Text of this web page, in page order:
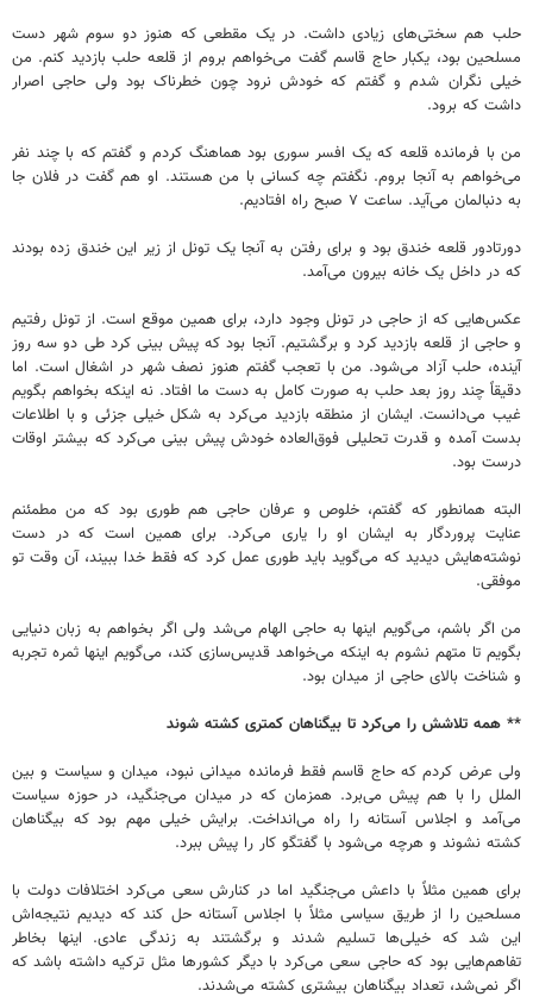
حلب هم سختی‌های زیادی داشت. در یک مقطعی که هنوز دو سوم شهر دست
مسلحین بود، یکبار حاج قاسم گفت می‌خواهم بروم از قلعه حلب بازدید کنم. من
خیلی نگران شدم و گفتم که خودش نرود چون خطرناک بود ولی حاجی اصرار
داشت که برود.
من با فرمانده قلعه که یک افسر سوری بود هماهنگ کردم و گفتم که با چند نفر
می‌خواهم به آنجا بروم. نگفتم چه کسانی با من هستند. او هم گفت در فلان جا
به دنبالمان می‌آید. ساعت ۷ صبح راه افتادیم.
دورتادور قلعه خندق بود و برای رفتن به آنجا یک تونل از زیر این خندق زده بودند
که در داخل یک خانه بیرون می‌آمد.
عکس‌هایی که از حاجی در تونل وجود دارد، برای همین موقع است. از تونل رفتیم
و حاجی از قلعه بازدید کرد و برگشتیم. آنجا بود که پیش بینی کرد طی دو سه روز
آینده، حلب آزاد می‌شود. من با تعجب گفتم هنوز نصف شهر در اشغال است. اما
دقیقاً چند روز بعد حلب به صورت کامل به دست ما افتاد. نه اینکه بخواهم بگویم
غیب می‌دانست. ایشان از منطقه بازدید می‌کرد به شکل خیلی جزئی و با اطلاعات
بدست آمده و قدرت تحلیلی فوق‌العاده خودش پیش بینی می‌کرد که بیشتر اوقات
درست بود.
البته همانطور که گفتم، خلوص و عرفان حاجی هم طوری بود که من مطمئنم
عنایت پروردگار به ایشان او را یاری می‌کرد. برای همین است که در دست
نوشته‌هایش دیدید که می‌گوید باید طوری عمل کرد که فقط خدا ببیند، آن وقت تو
موفقی.
من اگر باشم، می‌گویم اینها به حاجی الهام می‌شد ولی اگر بخواهم به زبان دنیایی
بگویم تا متهم نشوم به اینکه می‌خواهد قدیس‌سازی کند، می‌گویم اینها ثمره تجربه
و شناخت بالای حاجی از میدان بود.
** همه تلاشش را می‌کرد تا بیگناهان کمتری کشته شوند
ولی عرض کردم که حاج قاسم فقط فرمانده میدانی نبود، میدان و سیاست و بین‌
الملل را با هم پیش می‌برد. همزمان که در میدان می‌جنگید، در حوزه سیاست
می‌آمد و اجلاس آستانه را راه می‌انداخت. برایش خیلی مهم بود که بیگناهان
کشته نشوند و هرچه می‌شود با گفتگو کار را پیش ببرد.
برای همین مثلاً ‌با داعش می‌جنگید اما در کنارش سعی می‌کرد اختلافات دولت با
مسلحین را از طریق سیاسی مثلاً با اجلاس آستانه حل کند که دیدیم نتیجه‌اش
این شد که خیلی‌ها تسلیم شدند و برگشتند به زندگی عادی. اینها بخاطر
تفاهم‌هایی بود که حاجی سعی می‌کرد با دیگر کشورها مثل ترکیه داشته باشد که
اگر نمی‌شد، تعداد بیگناهان بیشتری کشته می‌شدند.